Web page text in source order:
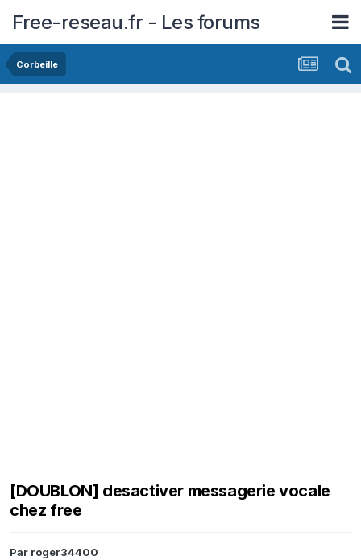
Free-reseau.fr - Les forums
Corbeille
[DOUBLON] desactiver messagerie vocale
chez free
Par roger34400